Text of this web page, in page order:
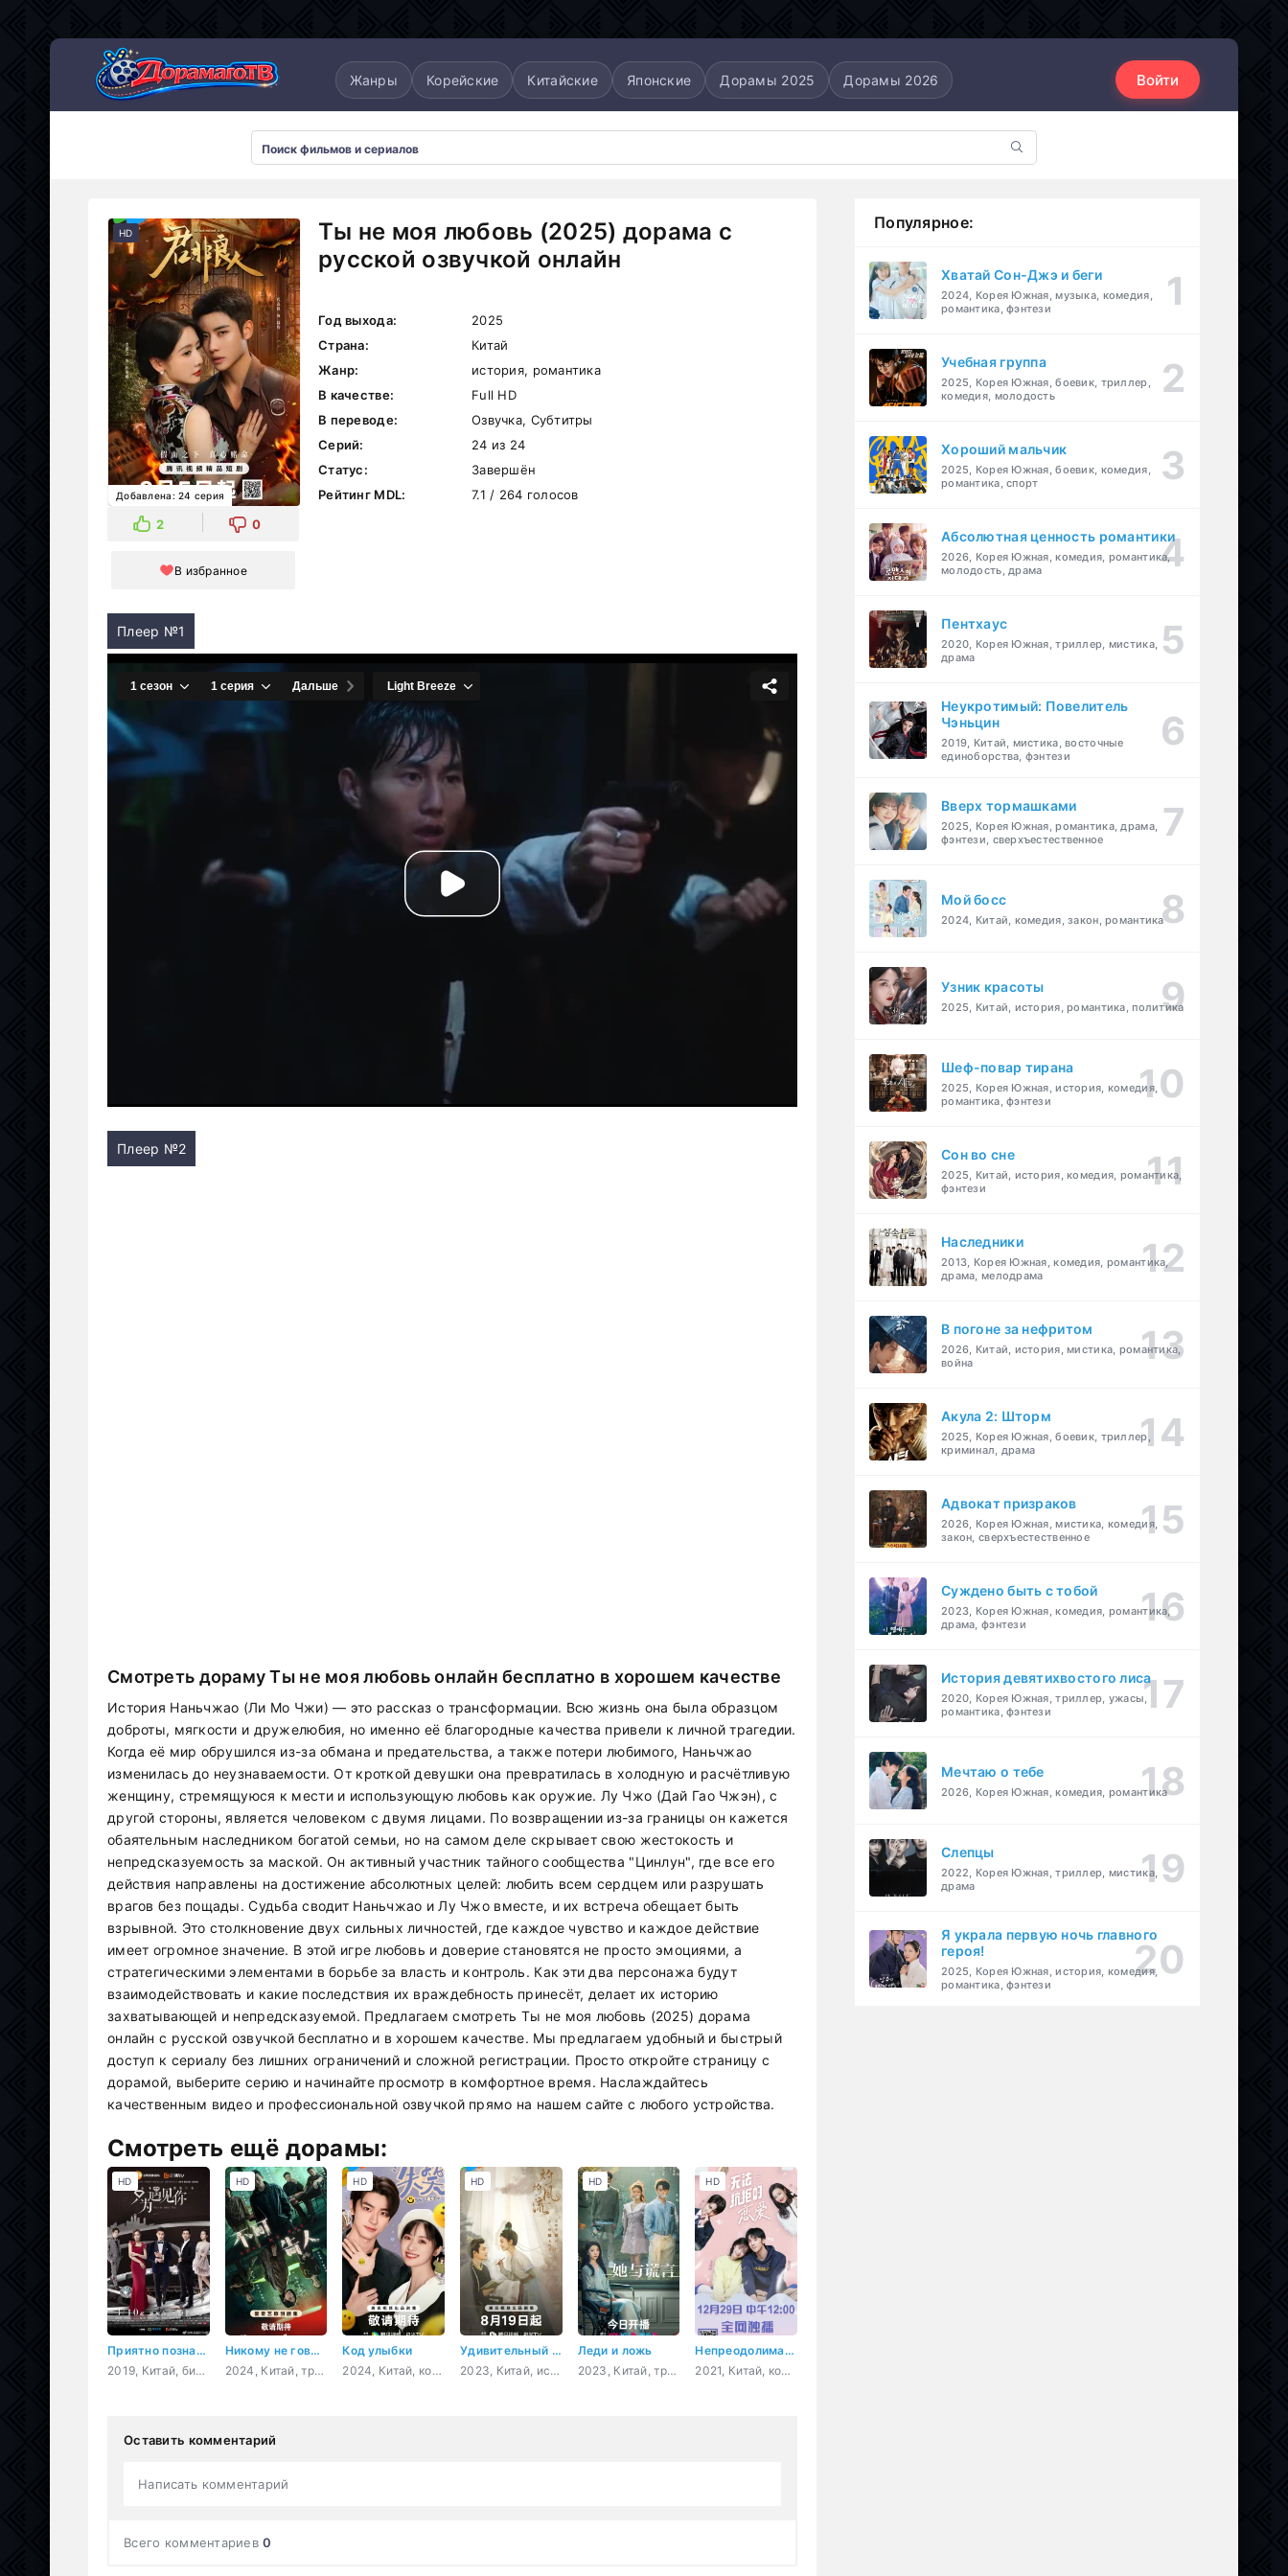
Жанры Корейские Китайские Японские Дорамы 2025 Дорамы 2026 Войти
HD
Добавлена: 24 серия
2 0
В избранное
Ты не моя любовь (2025) дорама с
русской озвучкой онлайн
Год выхода:
2025
Страна:
Китай
Жанр:
история, романтика
В качестве:
Full HD
В переводе:
Озвучка, Субтитры
Серий:
24 из 24
Статус:
Завершён
Рейтинг MDL:
7.1 / 264 голосов
Плеер №1
Плеер №2
Смотреть дораму Ты не моя любовь онлайн бесплатно в хорошем качестве
История Наньчжао (Ли Мо Чжи) — это рассказ о трансформации. Всю жизнь она была образцом
доброты, мягкости и дружелюбия, но именно её благородные качества привели к личной трагедии.
Когда её мир обрушился из-за обмана и предательства, а также потери любимого, Наньчжао
изменилась до неузнаваемости. От кроткой девушки она превратилась в холодную и расчётливую
женщину, стремящуюся к мести и использующую любовь как оружие. Лу Чжо (Дай Гао Чжэн), с
другой стороны, является человеком с двумя лицами. По возвращении из-за границы он кажется
обаятельным наследником богатой семьи, но на самом деле скрывает свою жестокость и
непредсказуемость за маской. Он активный участник тайного сообщества "Цинлун", где все его
действия направлены на достижение абсолютных целей: любить всем сердцем или разрушать
врагов без пощады. Судьба сводит Наньчжао и Лу Чжо вместе, и их встреча обещает быть
взрывной. Это столкновение двух сильных личностей, где каждое чувство и каждое действие
имеет огромное значение. В этой игре любовь и доверие становятся не просто эмоциями, а
стратегическими элементами в борьбе за власть и контроль. Как эти два персонажа будут
взаимодействовать и какие последствия их враждебность принесёт, делает их историю
захватывающей и непредсказуемой. Предлагаем смотреть Ты не моя любовь (2025) дорама
онлайн с русской озвучкой бесплатно и в хорошем качестве. Мы предлагаем удобный и быстрый
доступ к сериалу без лишних ограничений и сложной регистрации. Просто откройте страницу с
дорамой, выберите серию и начинайте просмотр в комфортное время. Наслаждайтесь
качественным видео и профессиональной озвучкой прямо на нашем сайте с любого устройства.
Смотреть ещё дорамы:
Приятно познакомиться
2019, Китай, бизнес, романтика, повседневность, драма, мелодрама
HD
Никому не говори
2024, Китай, триллер, криминал
HD
Код улыбки
2024, Китай, комедия, романтика, повседневность, молодость
HD
Удивительный талант
2023, Китай, история, мистика, романтика, драма
HD
Леди и ложь
2023, Китай, триллер, мистика
HD
Непреодолимая любовь
2021, Китай, комедия, романтика, сверхъестественное
HD
Оставить комментарий
Написать комментарий
Всего комментариев0
Популярное:
Хватай Сон-Джэ и беги
2024, Корея Южная, музыка, комедия,
романтика, фэнтези
Учебная группа
2025, Корея Южная, боевик, триллер,
комедия, молодость
Хороший мальчик
2025, Корея Южная, боевик, комедия,
романтика, спорт
Абсолютная ценность романтики
2026, Корея Южная, комедия, романтика,
молодость, драма
Пентхаус
2020, Корея Южная, триллер, мистика,
драма
Неукротимый: Повелитель
Чэньцин
2019, Китай, мистика, восточные
единоборства, фэнтези
Вверх тормашками
2025, Корея Южная, романтика, драма,
фэнтези, сверхъестественное
Мой босс
2024, Китай, комедия, закон, романтика
Узник красоты
2025, Китай, история, романтика, политика
Шеф-повар тирана
2025, Корея Южная, история, комедия,
романтика, фэнтези
Cон во сне
2025, Китай, история, комедия, романтика,
фэнтези
Наследники
2013, Корея Южная, комедия, романтика,
драма, мелодрама
В погоне за нефритом
2026, Китай, история, мистика, романтика,
война
Акула 2: Шторм
2025, Корея Южная, боевик, триллер,
криминал, драма
Адвокат призраков
2026, Корея Южная, мистика, комедия,
закон, сверхъестественное
Суждено быть с тобой
2023, Корея Южная, комедия, романтика,
драма, фэнтези
История девятихвостого лиса
2020, Корея Южная, триллер, ужасы,
романтика, фэнтези
Мечтаю о тебе
2026, Корея Южная, комедия, романтика
Слепцы
2022, Корея Южная, триллер, мистика,
драма
Я украла первую ночь главного
героя!
2025, Корея Южная, история, комедия,
романтика, фэнтези
Дорамы 2025 Дорамы 2026